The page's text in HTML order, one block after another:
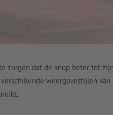
zorgen dat de knop beter tot
weergavestijlen